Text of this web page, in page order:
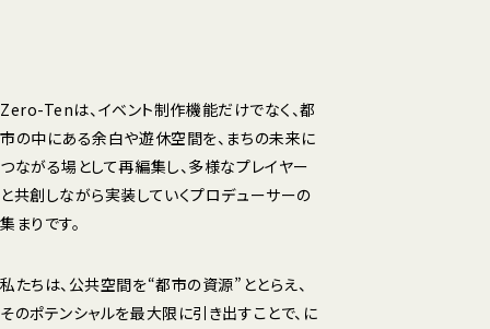
Zero-Tenは、イベント制作機能だけでなく、都
市の中にある余白や遊休空間を、まちの未来に
つながる場として再編集し、多様なプレイヤー
と共創しながら実装していくプロデューサーの
集まりです。
私たちは、公共空間を“都市の資源”ととらえ、
そのポテンシャルを最大限に引き出すことで、に